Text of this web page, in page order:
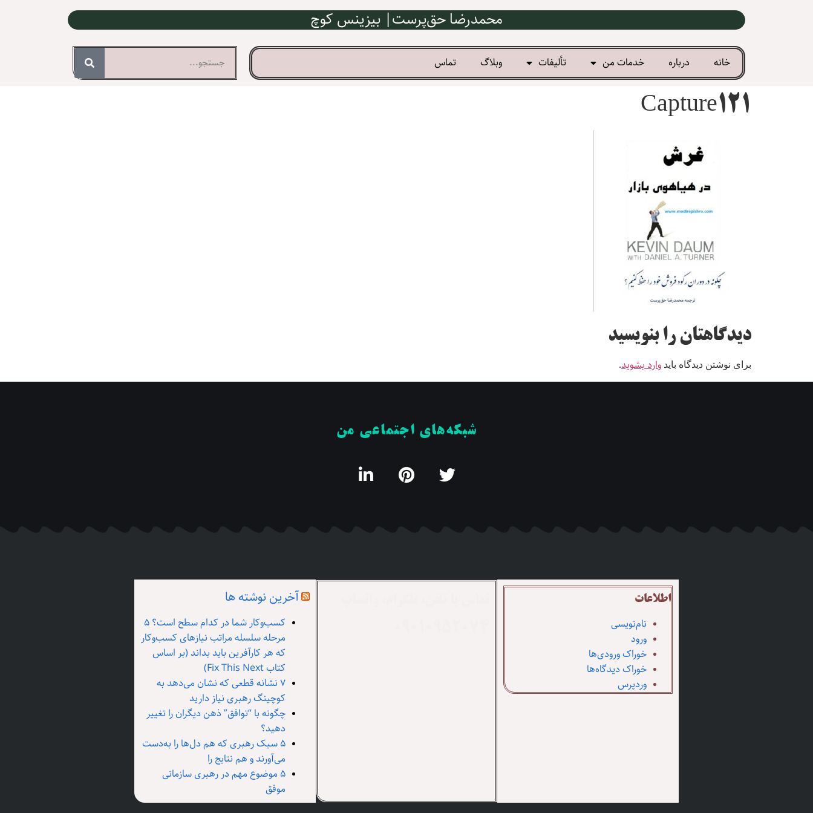
محمدرضا حق‌پرست| بیزینس کوچ
خانه درباره خدمات من تألیفات وبلاگ تماس
Capture121
دیدگاهتان را بنویسید
برای نوشتن دیدگاه باید وارد بشوید.
شبکه‌های اجتماعی من
اطلاعات
نام‌نویسی
ورود
خوراک ورودی‌ها
خوراک دیدگاه‌ها
وردپرس
آخرین نوشته ها
کسب‌وکار شما در کدام سطح است؟ ۵
مرحله سلسله مراتب نیازهای کسب‌وکار
که هر کارآفرین باید بداند (بر اساس
کتاب Fix This Next)
۷ نشانه قطعی که نشان می‌دهد به
کوچینگ رهبری نیاز دارید
چگونه با “توافق” ذهن دیگران را تغییر
دهید؟
۵ سبک رهبری که هم دل‌ها را به‌دست
می‌آورند و هم نتایج را
۵ موضوع مهم در رهبری سازمانی
موفق